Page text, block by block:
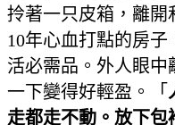
拎著一只皮箱，離開
10年心血打點的房
活必需品。外人眼
一下變得好輕盈。「
走都走不動。放下